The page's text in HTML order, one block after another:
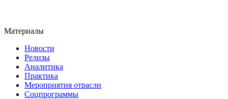
Материалы
Новости
Релизы
Аналитика
Практика
Мероприятия отрасли
Соцпрограммы